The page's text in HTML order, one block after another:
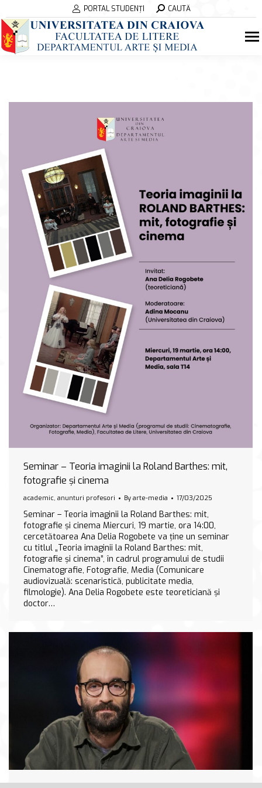
PORTAL STUDENȚI Search:CAUTĂ
Seminar – Teoria imaginii la Roland Barthes: mit,
fotografie și cinema
academic, anunturi profesori By arte-media 17/03/2025
Seminar – Teoria imaginii la Roland Barthes: mit,
fotografie și cinema Miercuri, 19 martie, ora 14:00,
cercetătoarea Ana Delia Rogobete va ține un seminar
cu titlul „Teoria imaginii la Roland Barthes: mit,
fotografie și cinema”, în cadrul programului de studii
Cinematografie, Fotografie, Media (Comunicare
audiovizuală: scenaristică, publicitate media,
filmologie). Ana Delia Rogobete este teoreticiană și
doctor…